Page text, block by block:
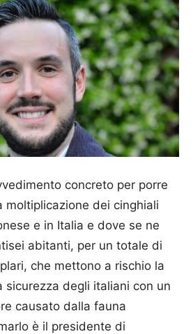
concreto per porre
moltiplicazione dei cinghiali
e in Italia e dove se ne
abitanti, per un totale di
che mettono a rischio la
sicurezza degli italiani con un
causato dalla fauna
è il presidente di